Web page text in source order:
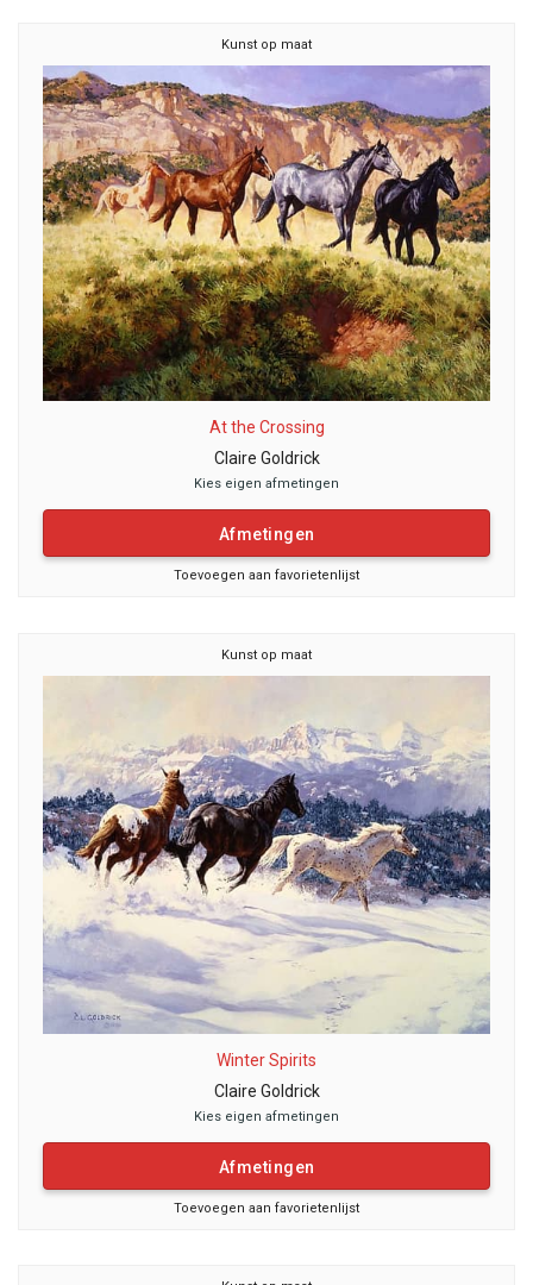
Kunst op maat
At the Crossing
Claire Goldrick
Kies eigen afmetingen
Afmetingen
Toevoegen aan favorietenlijst
Kunst op maat
Winter Spirits
Claire Goldrick
Kies eigen afmetingen
Afmetingen
Toevoegen aan favorietenlijst